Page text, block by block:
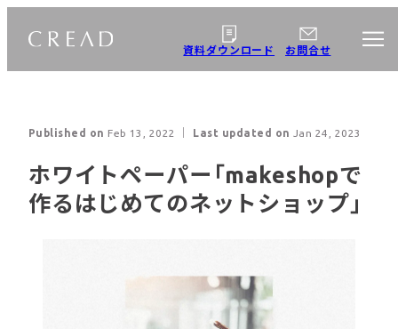
資料ダウンロード お問合せ
企業情報
Business Details Webサイト制作
CMS構築・
WordPress制作・
Published on Feb 13, 2022 ｜ Last updated on Jan 24, 2023
ホワイトペーパー「makeshopで
作るはじめてのネットショップ」